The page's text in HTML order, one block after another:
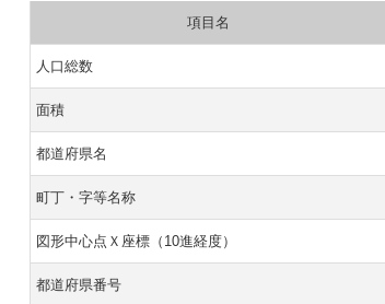
項目名
人口総数
面積
都道府県名
町丁・字等名称
図形中心点Ｘ座標（10進経度）
都道府県番号